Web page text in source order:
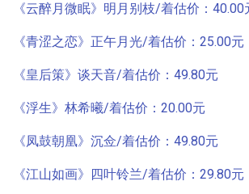
《云醉月微眠》明月别枝/着估价：40.00
《青涩之恋》正午月光/着估价：25.00元
《皇后策》谈天音/着估价：49.80元
《浮生》林希曦/着估价：20.00元
《凤鼓朝凰》沉佥/着估价：49.80元
《江山如画》四叶铃兰/着估价：29.80元